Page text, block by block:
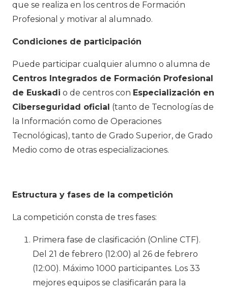
que se realiza en los centros de Formación
Profesional y motivar al alumnado.
Condiciones de participación
Puede participar cualquier alumno o alumna de
Centros Integrados de Formación Profesional
de Euskadi o de centros con Especialización en
Ciberseguridad oficial (tanto de Tecnologías de
la Información como de Operaciones
Tecnológicas), tanto de Grado Superior, de Grado
Medio como de otras especializaciones.
Estructura y fases de la competición
La competición consta de tres fases:
Primera fase de clasificación (Online CTF).
Del 21 de febrero (12:00) al 26 de febrero
(12:00). Máximo 1000 participantes. Los 33
mejores equipos se clasificarán para la